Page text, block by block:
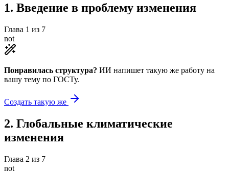
1. Введение в проблему изменения
Глава 1 из 7
not
Понравилась структура? ИИ напишет такую же работу на
вашу тему по ГОСТу.
Создать такую же
2. Глобальные климатические
изменения
Глава 2 из 7
not